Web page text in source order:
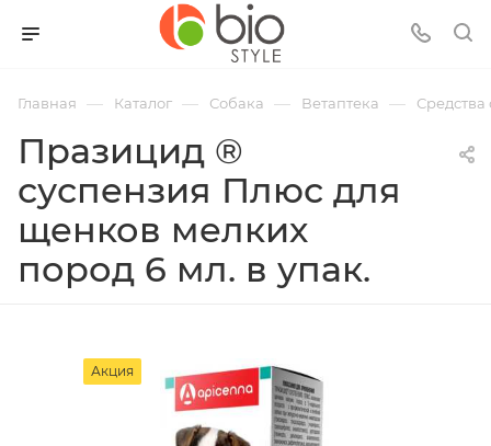
Главная — Каталог — Собака — Ветаптека — Средства
Празицид ®
суспензия Плюс для
щенков мелких
пород 6 мл. в упак.
Акция